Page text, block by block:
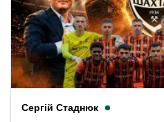
Сергій Стаднюк